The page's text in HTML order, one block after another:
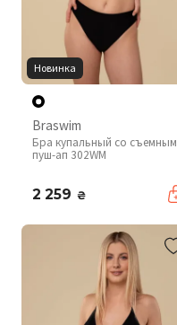
Новинка
Braswim
Бра купальный со съемным
пуш-ап 302WM
2 259 ₴